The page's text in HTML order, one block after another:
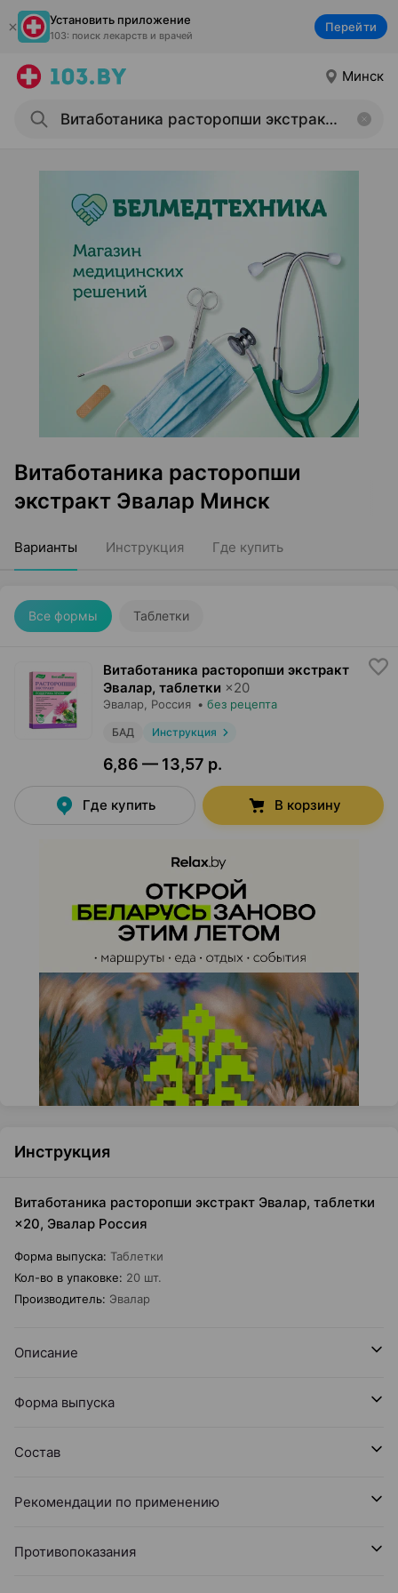
Установить приложение
103: поиск лекарств и врачей
Перейти
Минск
Витаботаника расторопши
экстракт Эвалар Минск
Варианты Инструкция Где купить
Все формы Таблетки
Витаботаника расторопши экстракт
Эвалар, таблетки ×20
Эвалар , Россия • без рецепта
БАД Инструкция
6,86 — 13,57 р.
Где купить В корзину
Инструкция
Витаботаника расторопши экстракт Эвалар, таблетки
×20, Эвалар Россия
Форма выпуска: Таблетки
Кол-во в упаковке: 20 шт.
Производитель: Эвалар
Описание
Форма выпуска
Состав
Рекомендации по применению
Противопоказания